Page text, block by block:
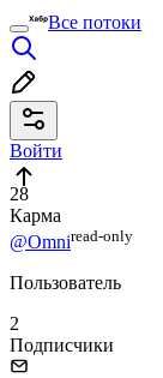
Все потоки
Войти
28
Карма
@Omniread⁠-⁠only
Пользователь
2
Подписчики